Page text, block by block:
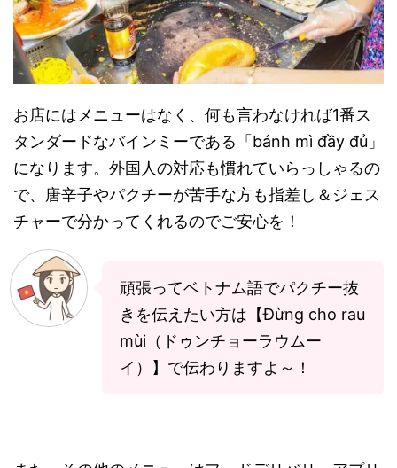
お店にはメニューはなく、何も言わなければ1番ス
タンダードなバインミーである「bánh mì đầy đủ」
になります。外国人の対応も慣れていらっしゃるの
で、唐辛子やパクチーが苦手な方も指差し＆ジェス
チャーで分かってくれるのでご安心を！
頑張ってベトナム語でパクチー抜
きを伝えたい方は【Đừng cho rau
mùi（ドゥンチョーラウムー
イ）】で伝わりますよ～！